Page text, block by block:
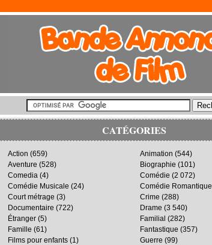
CATÉGORIES
Action (659) Animation (544)
Aventure (528) Biographie (101)
Comedia (4) Comédie (2 072)
Comédie Musicale (24) Comédie Romantique
Court métrage (3) Crime (288)
Documentaire (722) Drame (3 540)
Étranger (5) Familial (282)
Famille (61) Fantastique (357)
Films pour enfants (1) Guerre (99)